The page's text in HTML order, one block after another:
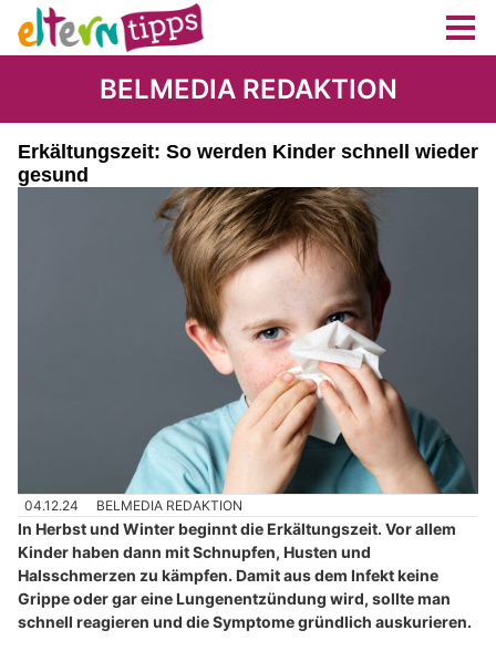
BELMEDIA REDAKTION
Erkältungszeit: So werden Kinder schnell wieder
gesund
04.12.24 BELMEDIA REDAKTION
In Herbst und Winter beginnt die Erkältungszeit. Vor allem
Kinder haben dann mit Schnupfen, Husten und
Halsschmerzen zu kämpfen. Damit aus dem Infekt keine
Grippe oder gar eine Lungenentzündung wird, sollte man
schnell reagieren und die Symptome gründlich auskurieren.